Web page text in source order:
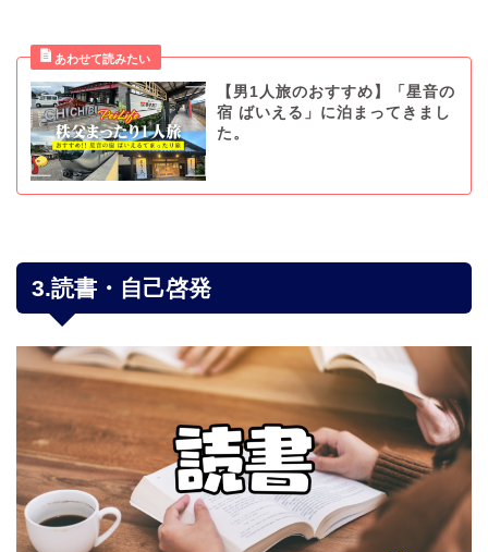
【男1人旅のおすすめ】「星音の
宿 ばいえる」に泊まってきまし
た。
3.読書・自己啓発